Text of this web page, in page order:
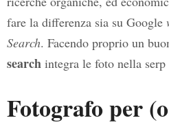
fare la differenza sia su Google
Search. Facendo proprio un
search integra le foto nella
Fotografo per